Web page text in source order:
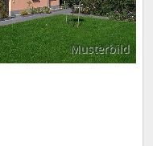
Musterbild